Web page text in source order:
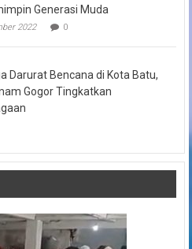
Generasi Muda
2022 0
Darurat Bencana di Kota Batu,
Gogor Tingkatkan